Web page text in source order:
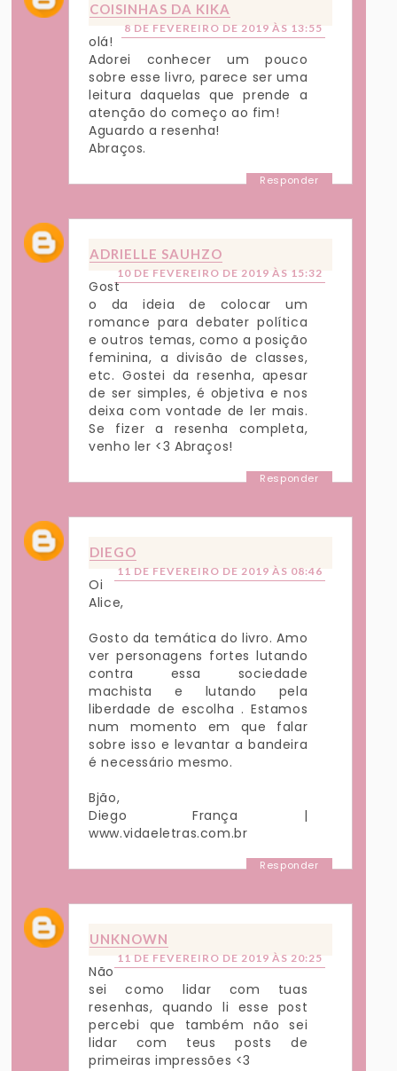
COISINHAS DA KIKA
8 DE FEVEREIRO DE 2019 ÀS 13:55
olá!
Adorei conhecer um pouco
sobre esse livro, parece ser uma
leitura daquelas que prende a
atenção do começo ao fim!
Aguardo a resenha!
Abraços.
Responder
ADRIELLE SAUHZO
10 DE FEVEREIRO DE 2019 ÀS 15:32
Gost
o da ideia de colocar um
romance para debater política
e outros temas, como a posição
feminina, a divisão de classes,
etc. Gostei da resenha, apesar
de ser simples, é objetiva e nos
deixa com vontade de ler mais.
Se fizer a resenha completa,
venho ler <3 Abraços!
Responder
DIEGO
11 DE FEVEREIRO DE 2019 ÀS 08:46
Oi
Alice,
Gosto da temática do livro. Amo
ver personagens fortes lutando
contra essa sociedade
machista e lutando pela
liberdade de escolha . Estamos
num momento em que falar
sobre isso e levantar a bandeira
é necessário mesmo.
Bjão,
Diego França |
www.vidaeletras.com.br
Responder
UNKNOWN
11 DE FEVEREIRO DE 2019 ÀS 20:25
Não
sei como lidar com tuas
resenhas, quando li esse post
percebi que também não sei
lidar com teus posts de
primeiras impressões <3